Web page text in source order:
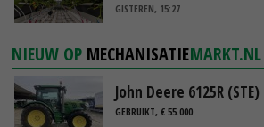
GISTEREN, 15:27
NIEUW OP MECHANISATIEMARKT.NL
John Deere 6125R
GEBRUIKT, € 55.000